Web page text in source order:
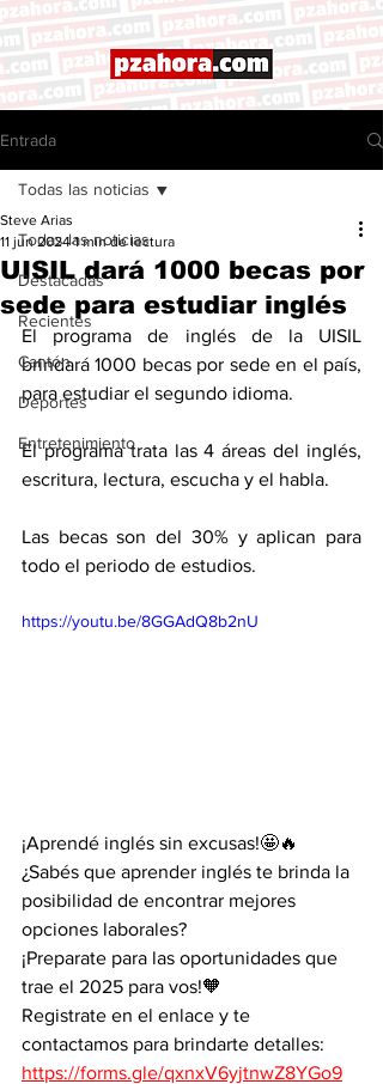
Entrada
Todas las noticias
Destacadas
Recientes
Cantón
Deportes
Entretenimiento
Todas las noticias
UISIL dará 1000 becas por
sede para estudiar inglés
Steve Arias
11 jun 2024 1 min de lectura
El programa de inglés de la UISIL
brindará 1000 becas por sede en el país,
para estudiar el segundo idioma.
El programa trata las 4 áreas del inglés,
escritura, lectura, escucha y el habla.
Las becas son del 30% y aplican para
todo el periodo de estudios.
https://youtu.be/8GGAdQ8b2nU
¡Aprendé inglés sin excusas!🤩🔥
¿Sabés que aprender inglés te brinda la
posibilidad de encontrar mejores
opciones laborales?
¡Preparate para las oportunidades que
trae el 2025 para vos!🧡
Registrate en el enlace y te
contactamos para brindarte detalles:
https://forms.gle/qxnxV6yjtnwZ8YGo9